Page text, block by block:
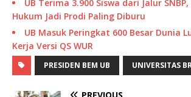
UB Terima 3.900 Siswa dari Jalur
Hukum Jadi Prodi Paling Diburu
UB Masuk Peringkat 600 Besar Dunia
Kerja Versi QS WUR
PRESIDEN BEM UB UNIVERSITAS